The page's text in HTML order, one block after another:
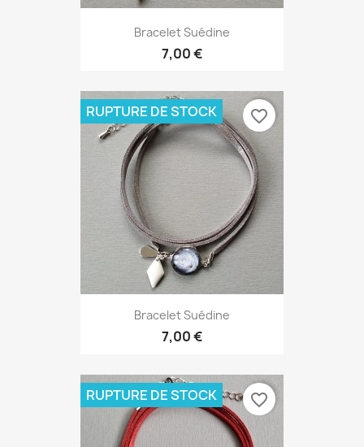
Bracelet Suédine
7,00 €
Bracelet Suédine
7,00 €
RUPTURE DE STOCK favorite_border
RUPTURE DE STOCK favorite_border